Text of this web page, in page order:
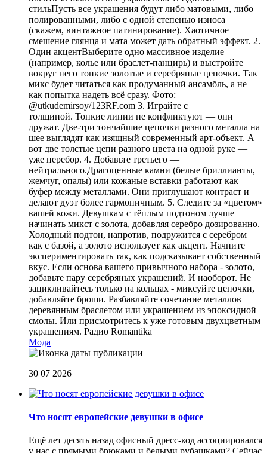
стильПусть все украшения будут либо матовыми, либо
полированными, либо с одной степенью износа
(скажем, винтажное патинирование). Хаотичное
смешение глянца и мата может дать обратный эффект. 2.
Один акцентВыберите одно массивное изделие
(например, колье или браслет-панцирь) и выстройте
вокруг него тонкие золотые и серебряные цепочки. Так
микс будет читаться как продуманный ансамбль, а не
как попытка надеть всё сразу. Фото:
@utkudemirsoy/123RF.com 3. Играйте с
толщиной. Тонкие линии не конфликтуют — они
дружат. Две-три тончайшие цепочки разного металла на
шее выглядят как изящный современный арт-объект. А
вот две толстые цепи разного цвета на одной руке —
уже перебор. 4. Добавьте третьего —
нейтрального.Драгоценные камни (белые бриллианты,
жемчуг, опалы) или кожаные вставки работают как
буфер между металлами. Они приглушают контраст и
делают дуэт более гармоничным. 5. Следите за «цветом»
вашей кожи. Девушкам с тёплым подтоном лучше
начинать микст с золота, добавляя серебро дозированно.
Холодный подтон, напротив, подружится с серебром
как с базой, а золото использует как акцент. Начните
экспериментировать так, как подсказывает собственный
вкус. Если основа вашего привычного набора - золото,
добавьте пару серебряных украшений. И наоборот. Не
зацикливайтесь только на кольцах - миксуйте цепочки,
добавляйте броши. Разбавляйте сочетание металлов
деревянным браслетом или украшением из эпоксидной
смолы. Или присмотритесь к уже готовым двухцветным
украшениям. Радио Romantika
Мода
30 07 2026
Что носят европейские девушки в офисе
Ещё лет десять назад офисный дресс-код ассоциировался